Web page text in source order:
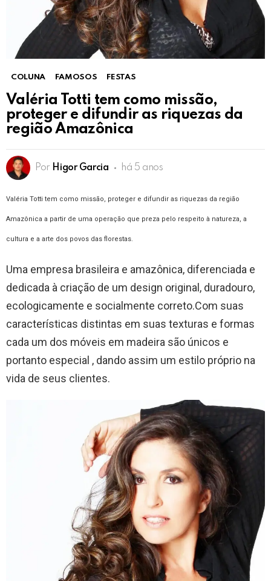
COLUNA FAMOSOS FESTAS
Valéria Totti tem como missão,
proteger e difundir as riquezas da
região Amazônica
Por Higor Garcia há 5 anos
Valéria Totti tem como missão, proteger e difundir as riquezas da região
Amazônica a partir de uma operação que preza pelo respeito à natureza, a
cultura e a arte dos povos das florestas.
Uma empresa brasileira e amazônica, diferenciada e
dedicada à criação de um design original, duradouro,
ecologicamente e socialmente correto.Com suas
características distintas em suas texturas e formas
cada um dos móveis em madeira são únicos e
portanto especial , dando assim um estilo próprio na
vida de seus clientes.